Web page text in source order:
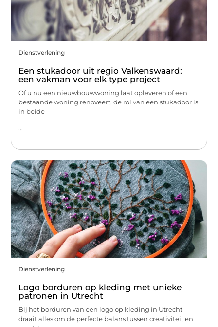
Dienstverlening
Een stukadoor uit regio Valkenswaard:
een vakman voor elk type project
Of u nu een nieuwbouwwoning laat opleveren of een
bestaande woning renoveert, de rol van een stukadoor is
in beide
...
Dienstverlening
Logo borduren op kleding met unieke
patronen in Utrecht
Bij het borduren van een logo op kleding in Utrecht
draait alles om de perfecte balans tussen creativiteit en